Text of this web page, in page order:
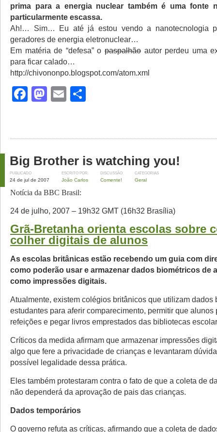
prima para a energia nuclear também é uma fonte
particularmente escassa.
Ah!… Sim… Eu até já estou vendo a nanotecnologia
geradores de energia eletronuclear…
Em matéria de “defesa” o paspalhão autor perdeu uma
para ficar calado…
http://chivononpo.blogspot.com/atom.xml
Facebook
Mastodon
Email
Big Brother is watching you!
PUBLICADO
24 de jul de 2007
ESCRITO POR
João Carlos
DISCUSSÃO
Comente!
CATEGORIAS
Geral
Notícia da BBC Brasil:
24 de julho, 2007 – 19h32 GMT (16h32 Brasília)
Grã-Bretanha orienta escolas sobre
colher digitais de alunos
As escolas britânicas estão recebendo um guia com
como poderão usar e armazenar dados biométricos de
como impressões digitais.
Atualmente, existem colégios britânicos que utilizam dados
estudantes para aferir comparecimento, permitir que alunos
refeições e pegar livros emprestados das bibliotecas
Críticos da medida afirmam que armazenar impressões
algo que fere a privacidade de crianças e levantaram
possível legalidade dessa prática.
Eles também protestaram contra o fato de que a coleta de
não dependerá da aprovação de pais das crianças.
Dados temporários
O governo refuta as críticas, afirmando que a coleta de